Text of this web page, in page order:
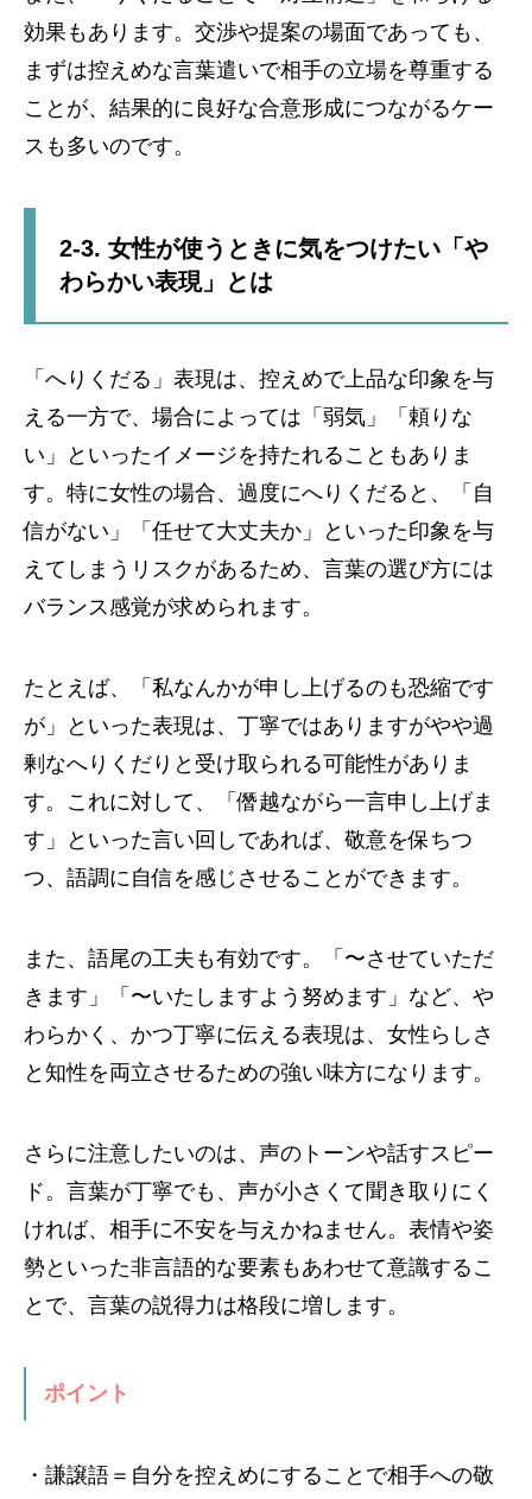
効果もあります。交渉や提案の場面であっても、
まずは控えめな言葉遣いで相手の立場を尊重する
ことが、結果的に良好な合意形成につながるケー
スも多いのです。
2-3. 女性が使うときに気をつけたい「や
わらかい表現」とは
「へりくだる」表現は、控えめで上品な印象を与
える一方で、場合によっては「弱気」「頼りな
い」といったイメージを持たれることもありま
す。特に女性の場合、過度にへりくだると、「自
信がない」「任せて大丈夫か」といった印象を与
えてしまうリスクがあるため、言葉の選び方には
バランス感覚が求められます。
たとえば、「私なんかが申し上げるのも恐縮です
が」といった表現は、丁寧ではありますがやや過
剰なへりくだりと受け取られる可能性がありま
す。これに対して、「僭越ながら一言申し上げま
す」といった言い回しであれば、敬意を保ちつ
つ、語調に自信を感じさせることができます。
また、語尾の工夫も有効です。「〜させていただ
きます」「〜いたしますよう努めます」など、や
わらかく、かつ丁寧に伝える表現は、女性らしさ
と知性を両立させるための強い味方になります。
さらに注意したいのは、声のトーンや話すスピー
ド。言葉が丁寧でも、声が小さくて聞き取りにく
ければ、相手に不安を与えかねません。表情や姿
勢といった非言語的な要素もあわせて意識するこ
とで、言葉の説得力は格段に増します。
ポイント
・謙譲語＝自分を控えめにすることで相手への敬